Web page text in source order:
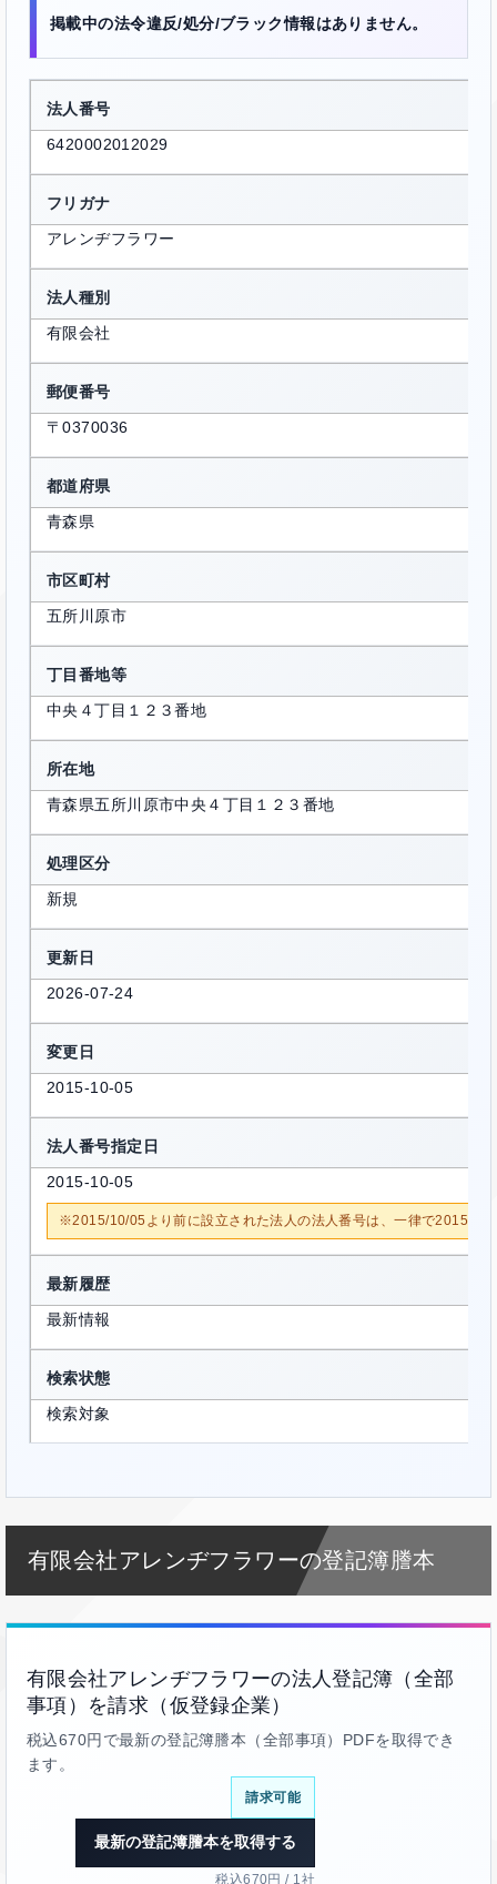
掲載中の法令違反/処分/ブラック情報はありません。
法人番号
6420002012029
フリガナ
アレンヂフラワー
法人種別
有限会社
郵便番号
〒0370036
都道府県
青森県
市区町村
五所川原市
丁目番地等
中央４丁目１２３番地
所在地
青森県五所川原市中央４丁目１２３番地
処理区分
新規
更新日
2026-07-24
変更日
2015-10-05
法人番号指定日
2015-10-05
※2015/10/05より前に設立された法人の法人番号は、一律で2015/10/
最新履歴
最新情報
検索状態
検索対象
有限会社アレンヂフラワーの登記簿謄本
有限会社アレンヂフラワーの法人登記簿（全部
事項）を請求（仮登録企業）
税込670円で最新の登記簿謄本（全部事項）PDFを取得でき
ます。
請求可能
最新の登記簿謄本を取得する
税込670円 / 1社